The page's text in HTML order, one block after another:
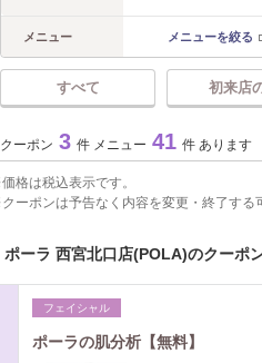
メニュー メニューを絞る
すべて 初来店
クーポン 3 件 メニュー 41 件 あります
価格は税込表示です。
クーポンは予告なく内容を変更・終了する
ポーラ 西宮北口店(POLA)のクーポ
フェイシャル
ポーラの肌分析【無料】